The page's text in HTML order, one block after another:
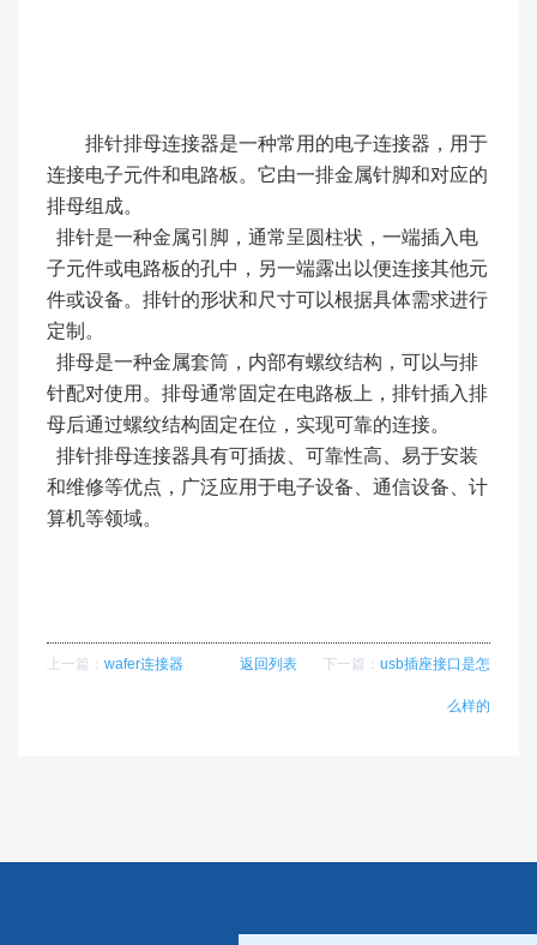
排针排母连接器是一种常用的电子连接器，用于
连接电子元件和电路板。它由一排金属针脚和对应的
排母组成。
排针是一种金属引脚，通常呈圆柱状，一端插入电
子元件或电路板的孔中，另一端露出以便连接其他元
件或设备。排针的形状和尺寸可以根据具体需求进行
定制。
排母是一种金属套筒，内部有螺纹结构，可以与排
针配对使用。排母通常固定在电路板上，排针插入排
母后通过螺纹结构固定在位，实现可靠的连接。
排针排母连接器具有可插拔、可靠性高、易于安装
和维修等优点，广泛应用于电子设备、通信设备、计
算机等领域。
上一篇： wafer连接器 下一篇： usb插座接口是怎
么样的
返回列表